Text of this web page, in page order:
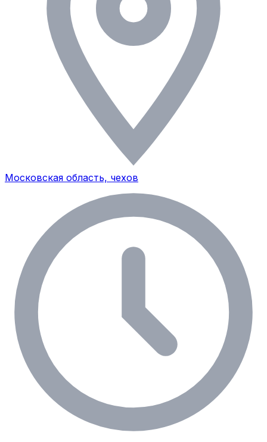
Московская область, чехов